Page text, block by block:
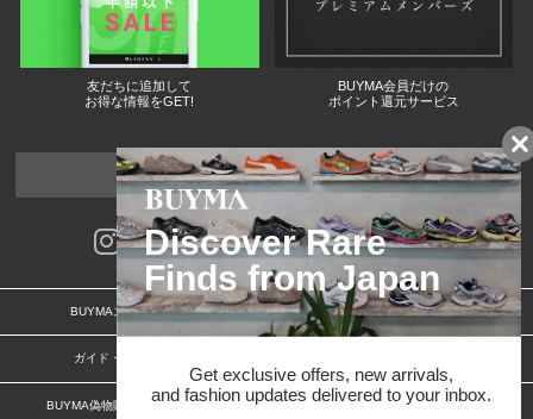
友だちに追加して
お得な情報をGET!
BUYMA会員だけの
ポイント還元サービス
ページトップへ
BUYMAスタートガイド 安心への取り組み
ガイド・お問い合わせ
BUYMA偽物販売防止の取り組み BUYMA CARD